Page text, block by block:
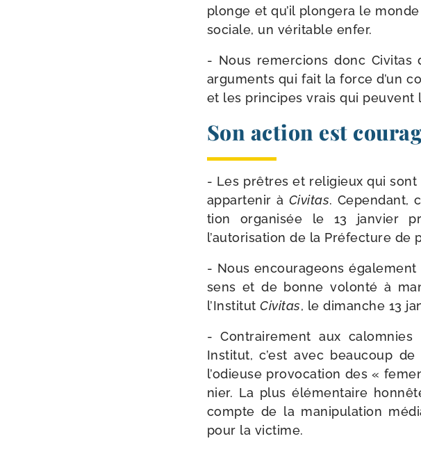
plonge et qu’il plon­ge­ra le
sociale, un véri­table enfer.
- Nous remer­cions donc Civitas
argu­ments qui fait la force d’un
et les prin­cipes vrais qui peuvent
Son action est
- Les prêtres et reli­gieux qui
appar­te­nir à Civitas. Cependant,
tion orga­ni­sée le 13 jan­vier
l’autorisation de la Préfecture de
- Nous encou­ra­geons
sens et de bonne volon­té à
l’InstitutCivitas, le dimanche 13
- Contrairement aux
Institut, c’est avec beau­coup
l’odieuse pro­vo­ca­tion des «
nier. La plus élé­men­taire
compte de la mani­pu­la­tion
pour la victime.